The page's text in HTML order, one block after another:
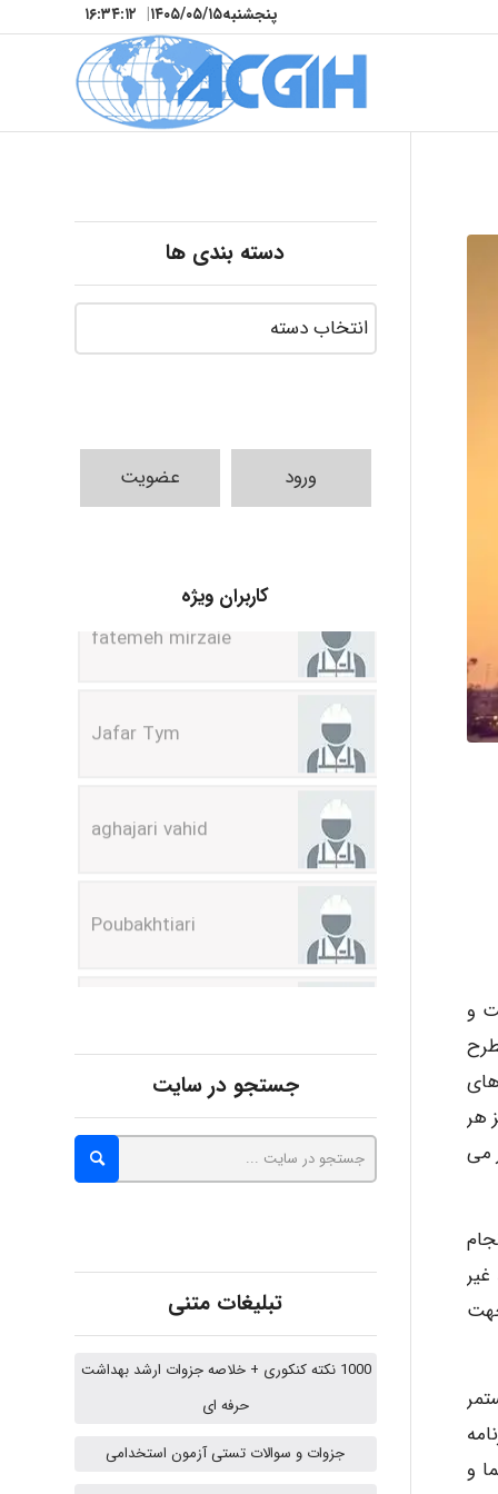
پنجشنبه۱۴۰۵/۰۵/۱۵| ۱۶:۳۴:۱۳
و
هر
می
و
دسته بندی ها
ورود عضویت
کاربران ویژه
Jafar Tym
aghajari vahid
Poubakhtiari
Alirez0990
Kati
ehtesham
Iman Hosseini
جستجو در سایت
تبلیغات متنی
1000 نکته کنکوری + خلاصه جزوات ارشد بهداشت
حرفه ای
جزوات و سوالات تستی آزمون استخدامی